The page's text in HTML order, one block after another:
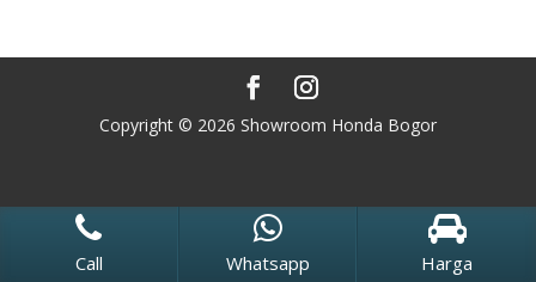
Copyright © 2026 Showroom Honda Bogor
Call Whatsapp Harga